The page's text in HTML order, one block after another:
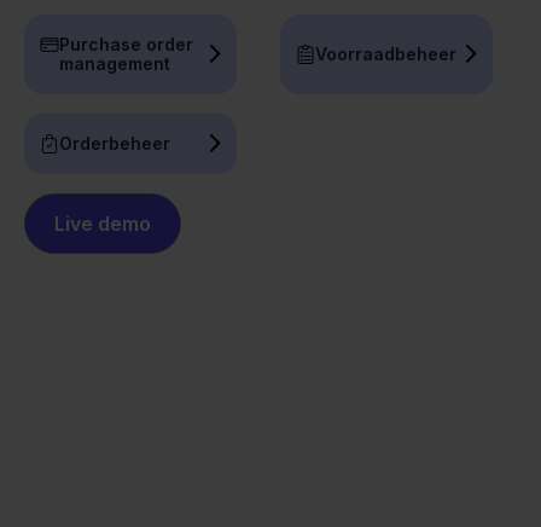
Purchase order
management
Voorraadbeheer
Orderbeheer
Live demo